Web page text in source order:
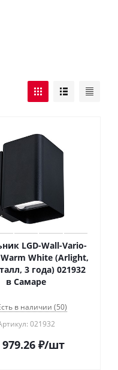
LGD-Wall-Vario-
Warm White (Arlight,
3 года) 021932
в Самаре
в наличии (50)
021932
979.26 ₽/шт